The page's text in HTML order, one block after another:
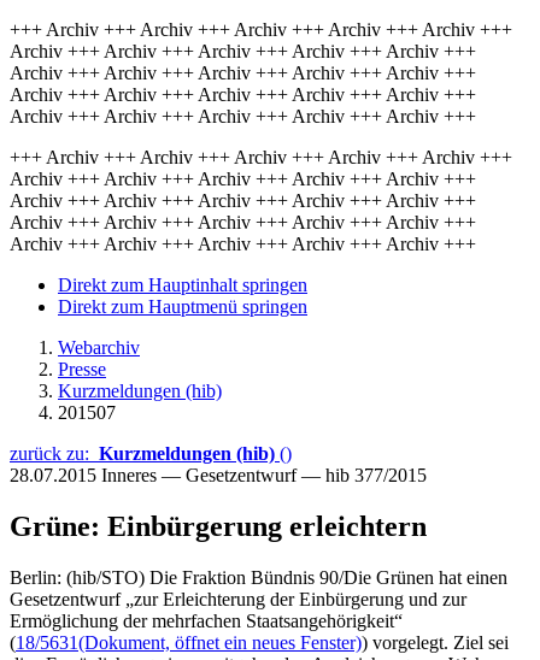
+++ Archiv +++ Archiv +++ Archiv +++ Archiv +++ Archiv +++
Archiv +++ Archiv +++ Archiv +++ Archiv +++ Archiv +++
Archiv +++ Archiv +++ Archiv +++ Archiv +++ Archiv +++
Archiv +++ Archiv +++ Archiv +++ Archiv +++ Archiv +++
Archiv +++ Archiv +++ Archiv +++ Archiv +++ Archiv +++
+++ Archiv +++ Archiv +++ Archiv +++ Archiv +++ Archiv +++
Archiv +++ Archiv +++ Archiv +++ Archiv +++ Archiv +++
Archiv +++ Archiv +++ Archiv +++ Archiv +++ Archiv +++
Archiv +++ Archiv +++ Archiv +++ Archiv +++ Archiv +++
Archiv +++ Archiv +++ Archiv +++ Archiv +++ Archiv +++
Direkt zum Hauptinhalt springen
Direkt zum Hauptmenü springen
Webarchiv
Presse
Kurzmeldungen (hib)
201507
zurück zu: Kurzmeldungen (hib) ()
28.07.2015 Inneres — Gesetzentwurf — hib 377/2015
Grüne: Einbürgerung erleichtern
Berlin: (hib/STO) Die Fraktion Bündnis 90/Die Grünen hat einen
Gesetzentwurf „zur Erleichterung der Einbürgerung und zur
Ermöglichung der mehrfachen Staatsangehörigkeit“
(18/5631(Dokument, öffnet ein neues Fenster)) vorgelegt. Ziel sei